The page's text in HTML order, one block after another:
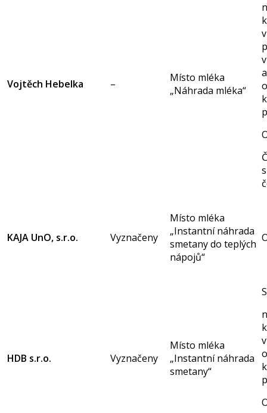
Vojtěch Hebelka –
Místo mléka
„Náhrada mléka“
KAJA UnO, s.r.o. Vyznačeny
Místo mléka
„Instantní náhrada
smetany do teplých
nápojů“
HDB s.r.o. Vyznačeny
Místo mléka
„Instantní náhrada
smetany“